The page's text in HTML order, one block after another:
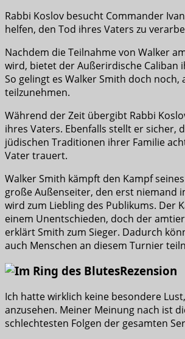
Rabbi Koslov besucht Commander
helfen, den Tod ihres Vaters zu
Nachdem die Teilnahme von Walker
wird, bietet der Außerirdische Caliban
So gelingt es Walker Smith doch noch,
teilzunehmen.
Während der Zeit übergibt Rabbi
ihres Vaters. Ebenfalls stellt er sicher,
jüdischen Traditionen ihrer Familie
Vater trauert.
Walker Smith kämpft den Kampf
große Außenseiter, den erst niemand
wird zum Liebling des Publikums. Der
einem Unentschieden, doch der
erklärt Smith zum Sieger. Dadurch
auch Menschen an diesem Turnier
Rezension
Ich hatte wirklich keine besondere
anzusehen. Meiner Meinung nach ist
schlechtesten Folgen der gesamten